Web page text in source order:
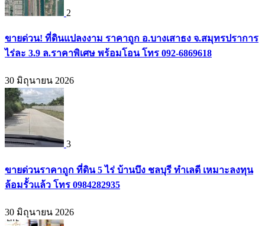
2
ขายด่วน! ที่ดินแปลงงาม ราคาถูก อ.บางเสาธง จ.สมุทรปราการ
ไร่ละ 3.9 ล.ราคาพิเศษ พร้อมโอน โทร 092-6869618
30 มิถุนายน 2026
3
ขายด่วนราคาถูก ที่ดิน 5 ไร่ บ้านบึง ชลบุรี ทำเลดี เหมาะลงทุน
ล้อมรั้วแล้ว โทร 0984282935
30 มิถุนายน 2026